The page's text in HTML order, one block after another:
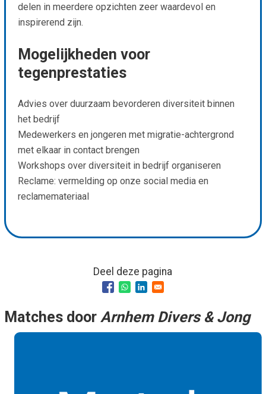
delen in meerdere opzichten zeer waardevol en
inspirerend zijn.
Mogelijkheden voor
tegenprestaties
Advies over duurzaam bevorderen diversiteit binnen
het bedrijf
Medewerkers en jongeren met migratie-achtergrond
met elkaar in contact brengen
Workshops over diversiteit in bedrijf organiseren
Reclame: vermelding op onze social media en
reclamemateriaal
Deel deze pagina
Matches door Arnhem Divers & Jong